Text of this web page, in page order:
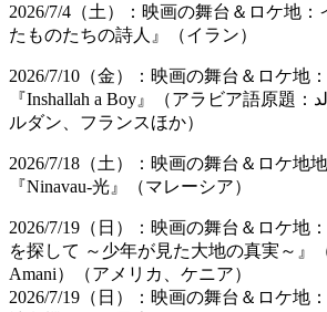
2026/7/4（土）：映画の舞台＆ロケ地
たものたちの詩人』（イラン）
2026/7/10（金）：映画の舞台＆ロケ地
『Inshallah a Boy』（アラビア語原題：ان شاء الله ولد）（ヨ
ルダン、フランスほか）
2026/7/18（土）：映画の舞台＆ロケ地
『Ninavau-光』（マレーシア）
2026/7/19（日）：映画の舞台＆ロケ
を探して ～少年が見た大地の真実～』
Amani）（アメリカ、ケニア）
2026/7/19（日）：映画の舞台＆ロケ